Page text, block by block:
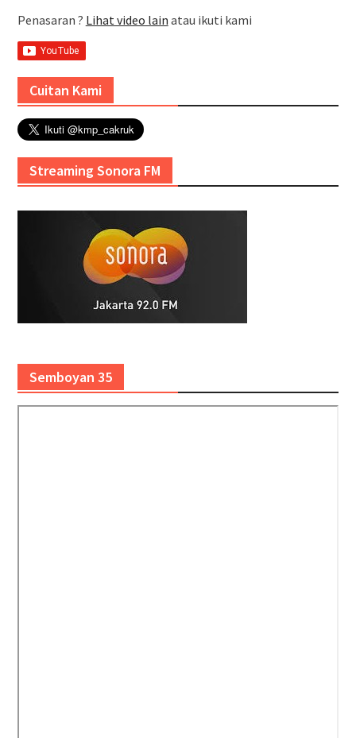
Penasaran ? Lihat video lain atau ikuti kami
Cuitan Kami
Streaming Sonora FM
Semboyan 35